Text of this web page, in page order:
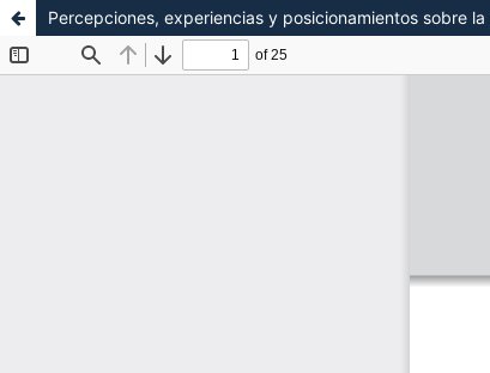
Percepciones, experiencias y posicionamientos sobre